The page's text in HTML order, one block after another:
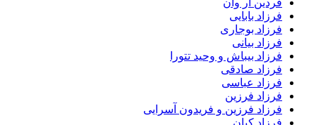
فردین آر وان
فرزاد بابایی
فرزاد بوجاری
فرزاد بیانی
فرزاد بیباش و وحید تتورا
فرزاد صادقی
فرزاد عباسی
فرزاد فرزین
فرزاد فرزین و فریدون آسرایی
فرزاد کیان